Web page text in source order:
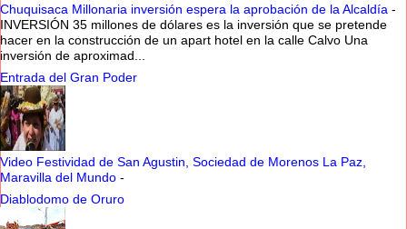
Chuquisaca Millonaria inversión espera la aprobación de la Alcaldía -
INVERSIÓN 35 millones de dólares es la inversión que se pretende
hacer en la construcción de un apart hotel en la calle Calvo Una
inversión de aproximad...
Entrada del Gran Poder
Video Festividad de San Agustin, Sociedad de Morenos La Paz,
Maravilla del Mundo -
Diablodomo de Oruro